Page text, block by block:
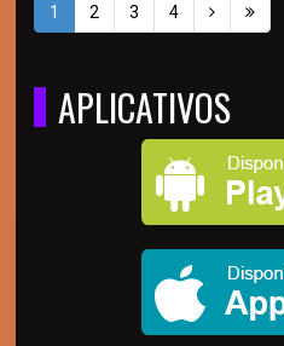
1 2 3 4
APLICATIVOS